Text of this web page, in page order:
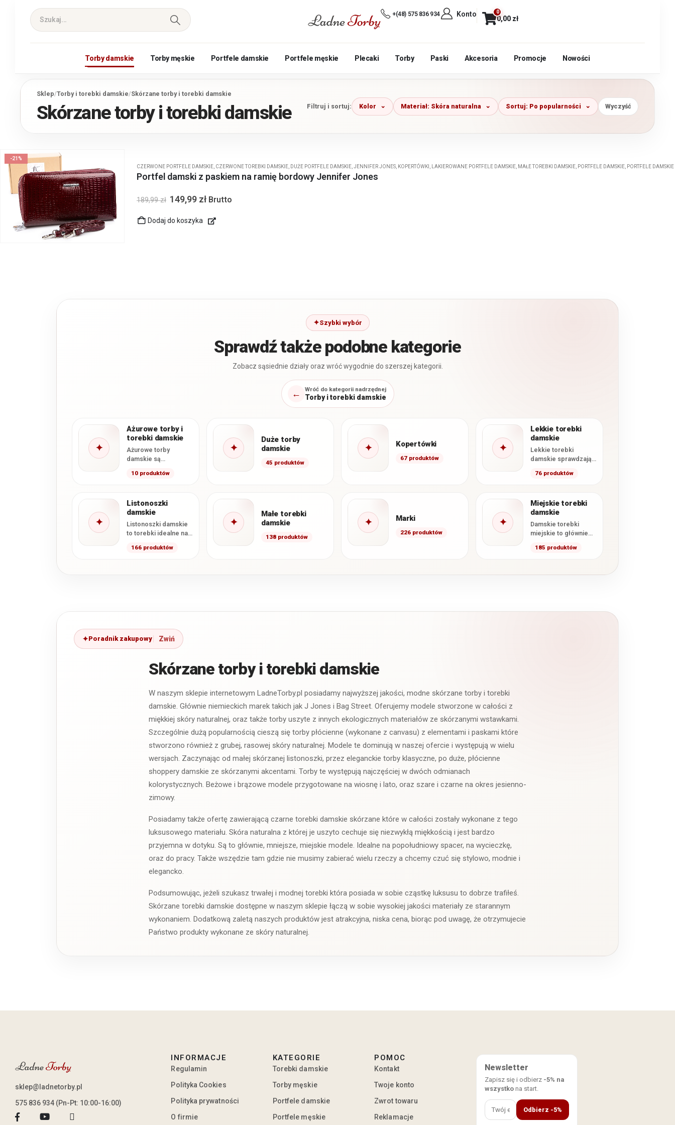
+(48) 575 836 934 Konto 0
0,00 zł
Torby damskie Torby męskie Portfele damskie Portfele męskie Plecaki Torby Paski Akcesoria Promocje Nowości
Sklep/Torby i torebki damskie/Skórzane torby i torebki damskie
Skórzane torby i torebki damskie Filtruj i sortuj: Kolor Materiał: Skóra naturalna Sortuj: Po popularności Wyczyść
-21%
CZERWONE PORTFELE DAMSKIE CZERWONE TOREBKI DAMSKIE DUŻE PORTFELE DAMSKIE JENNIFER JONES KOPERTÓWKI LAKIEROWANE PORTFELE DAMSKIE MAŁE TOREBKI DAMSKIE PORTFELE DAMSKIE PORTFELE
Portfel damski z paskiem na ramię bordowy Jennifer Jones
189,99zł 149,99 zł Brutto
Dodaj do koszyka
Szybki wybór
Sprawdź także podobne kategorie
Zobacz sąsiednie działy oraz wróć wygodnie do szerszej kategorii.
← Wróć do kategorii nadrzędnej
Torby i torebki damskie
✦
Ażurowe torby i
torebki damskie
Ażurowe torby
damskie są
dodatkiem
okresie wiosennym i
letnim. Kojarzą się z…
10 produktów
✦
Duże torby
damskie
45 produktów
✦ Kopertówki
67 produktów
✦
Lekkie torebki
damskie
Lekkie torebki
damskie sprawdzają
podczas spacerów,
76 produktów
✦
Listonoszki
damskie
Listonoszki damskie
to torebki idealne na
wygodne, praktyczne i
166 produktów
✦
Małe torebki
damskie
138 produktów
✦ Marki
226 produktów
✦
Miejskie torebki
damskie
Damskie torebki
miejskie to głównie
wygodne modele z
185 produktów
Poradnik zakupowy
Skórzane torby i torebki damskie
W naszym sklepie internetowym LadneTorby.pl posiadamy najwyższej jakości, modne skórzane torby i torebki
damskie. Głównie niemieckich marek takich jak J Jones i Bag Street. Oferujemy modele stworzone w całości z
miękkiej skóry naturalnej, oraz także torby uszyte z innych ekologicznych materiałów ze skórzanymi wstawkami.
Szczególnie dużą popularnością cieszą się torby płócienne (wykonane z canvasu) z elementami i paskami które
stworzono również z grubej, rasowej skóry naturalnej. Modele te dominują w naszej ofercie i występują w wielu
wersjach. Zaczynając od małej skórzanej listonoszki, przez eleganckie torby klasyczne, po duże, płócienne
shoppery damskie ze skórzanymi akcentami. Torby te występują najczęściej w dwóch odmianach
kolorystycznych. Beżowe i brązowe modele przygotowane na wiosnę i lato, oraz szare i czarne na okres jesienno-
zimowy.
Posiadamy także ofertę zawierającą czarne torebki damskie skórzane które w całości zostały wykonane z tego
luksusowego materiału. Skóra naturalna z której je uszyto cechuje się niezwykłą miękkością i jest bardzo
przyjemna w dotyku. Są to głównie, mniejsze, miejskie modele. Idealne na popołudniowy spacer, na wycieczkę,
oraz do pracy. Także wszędzie tam gdzie nie musimy zabierać wielu rzeczy a chcemy czuć się stylowo, modnie i
elegancko.
Podsumowując, jeżeli szukasz trwałej i modnej torebki która posiada w sobie cząstkę luksusu to dobrze trafiłeś.
Skórzane torebki damskie dostępne w naszym sklepie łączą w sobie wysokiej jakości materiały ze starannym
wykonaniem. Dodatkową zaletą naszych produktów jest atrakcyjna, niska cena, biorąc pod uwagę, że otrzymujecie
Państwo produkty wykonane ze skóry naturalnej.
sklep@ladnetorby.pl
575 836 934 (Pn-Pt: 10:00-16:00)
INFORMACJE
Regulamin
Polityka Cookies
Polityka prywatności
O firmie
KATEGORIE
Torebki damskie
Torby męskie
Portfele damskie
Portfele męskie
POMOC
Kontakt
Twoje konto
Zwrot towaru
Reklamacje
Newsletter
Zapisz się i odbierz -5% na
wszystkona start.
Odbierz -5%